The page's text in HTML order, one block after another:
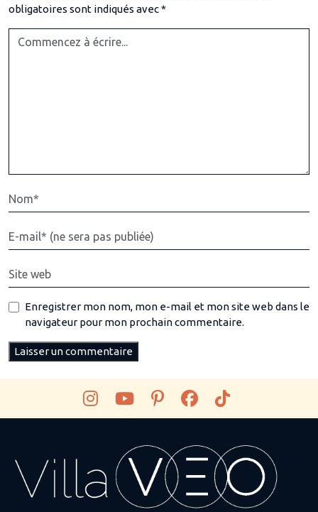
obligatoires sont indiqués avec*
Enregistrer mon nom, mon e-mail et mon site web dans le
navigateur pour mon prochain commentaire.